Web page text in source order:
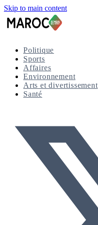
Skip to main content
Politique
Sports
Affaires
Environnement
Arts et divertissement
Santé